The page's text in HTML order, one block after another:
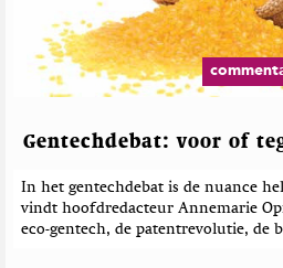
Gentechdebat: voor of
In het gentechdebat is de nuance
vindt hoofdredacteur Annemarie
eco-gentech, de patentrevolutie, de